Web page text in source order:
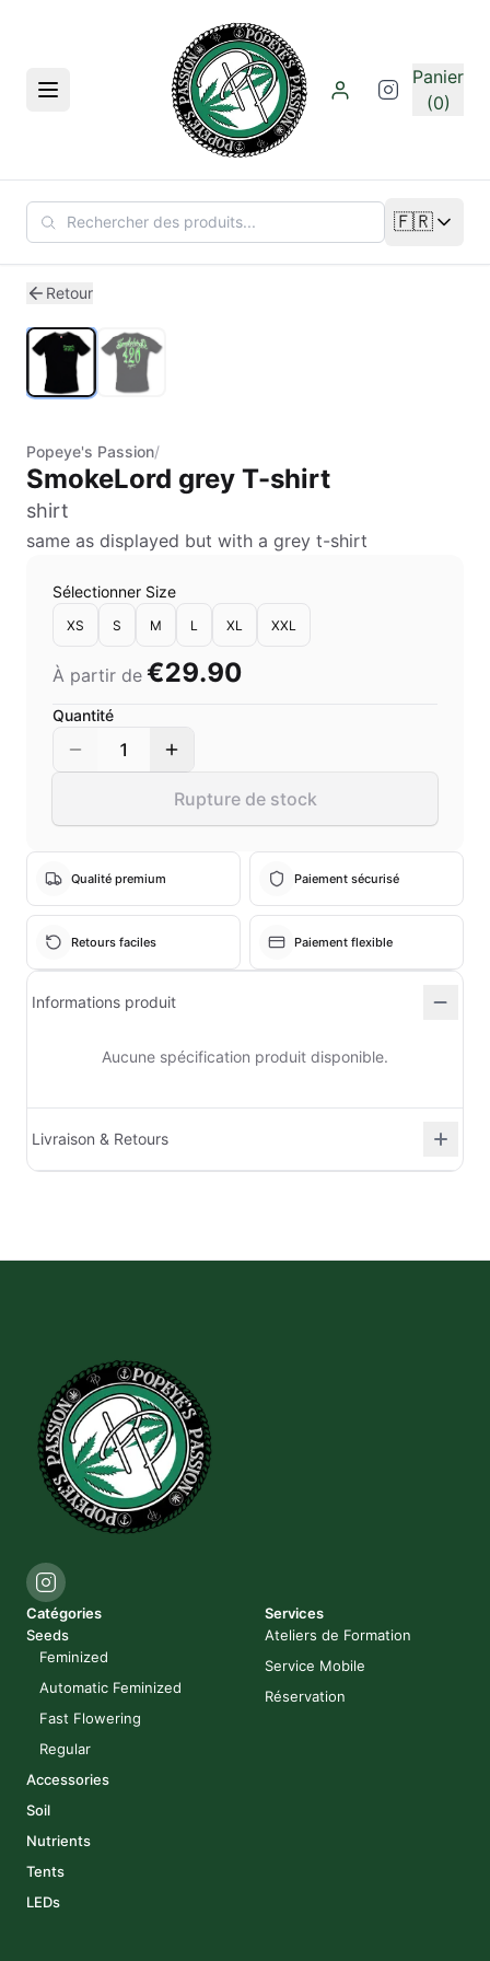
Menu
Panier
(0)
🇫🇷
Changer
Retour
Popeye's Passion/
SmokeLord grey T-shirt
shirt
same as displayed but with a grey t-shirt
Sélectionner Size
XS S M L XL XXL
À partir de €29.90
Quantité
1
Rupture de stock
Qualité premium Paiement sécurisé
Retours faciles Paiement flexible
Informations produit
Aucune spécification produit disponible.
Livraison & Retours
Catégories
Seeds
Feminized
Automatic Feminized
Fast Flowering
Regular
Accessories
Soil
Nutrients
Tents
LEDs
Services
Ateliers de Formation
Service Mobile
Réservation